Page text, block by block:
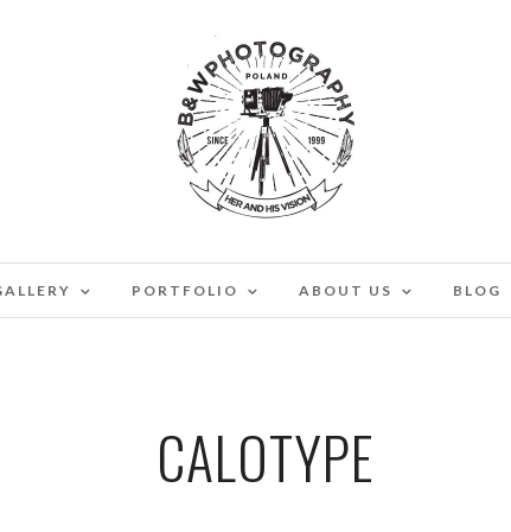
PORTFOLIO ABOUT US BLOG
CALOTYPE